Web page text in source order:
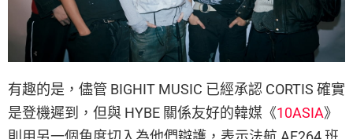
有趣的是，儘管 BIGHIT MUSIC 已經承認 CORTIS 確實
是登機遲到，但與 HYBE 關係友好的韓媒《10ASIA》